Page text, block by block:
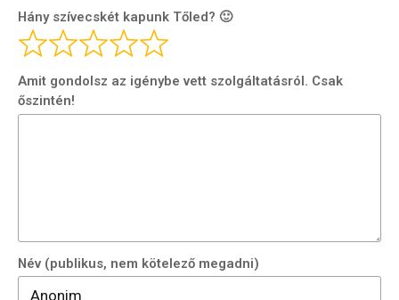
Felhasználási feltételek
Hány szívecskét kapunk Tőled? 🙂
Amit gondolsz az igénybe vett szolgáltatásról. Csak
őszintén!
Név (publikus, nem kötelező megadni)